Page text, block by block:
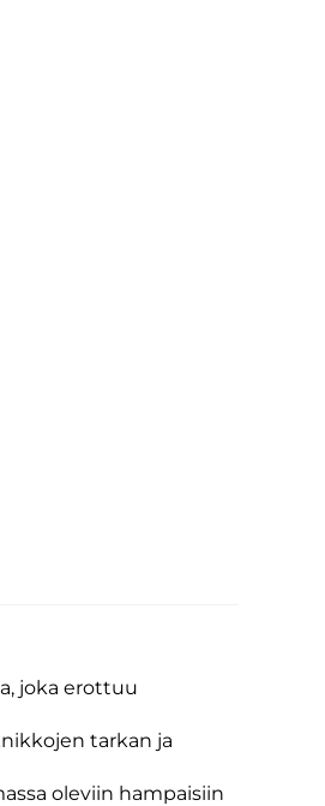
joka erottuu
tarkan ja
oleviin hampaisiin